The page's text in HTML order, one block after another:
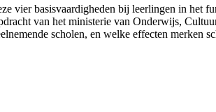
vier basisvaardigheden bij leerlingen in het
van het ministerie van Onderwijs,
scholen, en welke effecten merken